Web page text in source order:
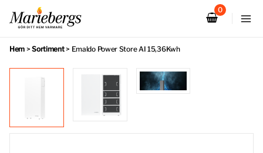
innehåll
Hem >Sortiment> Emaldo Power Store AI 15,36Kwh